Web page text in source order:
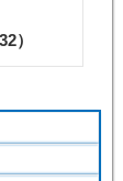
32）